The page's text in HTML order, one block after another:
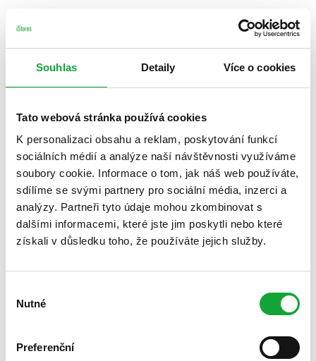
Souhlas Detaily Více o cookies
Tato webová stránka používá cookies
K personalizaci obsahu a reklam, poskytování funkcí
sociálních médií a analýze naší návštěvnosti využíváme
soubory cookie. Informace o tom, jak náš web používáte,
sdílíme se svými partnery pro sociální média, inzerci a
analýzy. Partneři tyto údaje mohou zkombinovat s
dalšími informacemi, které jste jim poskytli nebo které
získali v důsledku toho, že používáte jejich služby.
souhlasu
Nutné
Preferenční